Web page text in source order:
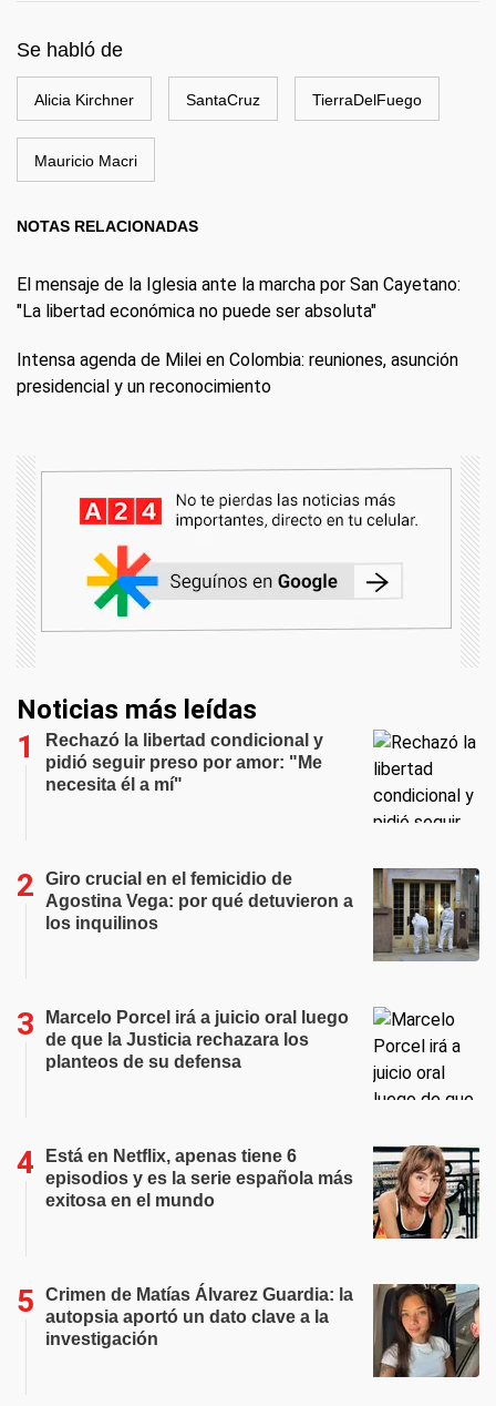
Se habló de
Alicia Kirchner SantaCruz TierraDelFuego
Mauricio Macri
NOTAS RELACIONADAS
El mensaje de la Iglesia ante la marcha por San Cayetano:
"La libertad económica no puede ser absoluta"
Intensa agenda de Milei en Colombia: reuniones, asunción
presidencial y un reconocimiento
Noticias más leídas
Rechazó la libertad condicional y
pidió seguir preso por amor: "Me
necesita él a mí"
Giro crucial en el femicidio de
Agostina Vega: por qué detuvieron a
los inquilinos
Marcelo Porcel irá a juicio oral luego
de que la Justicia rechazara los
planteos de su defensa
Está en Netflix, apenas tiene 6
episodios y es la serie española más
exitosa en el mundo
Crimen de Matías Álvarez Guardia: la
autopsia aportó un dato clave a la
investigación